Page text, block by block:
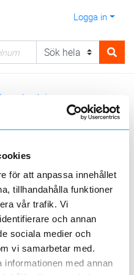
för att anpassa innehållet
tillhandahålla funktioner
vår trafik. Vi
och annan
sociala medier och
vi samarbetar med.
med annan
Logga in
50 100 200